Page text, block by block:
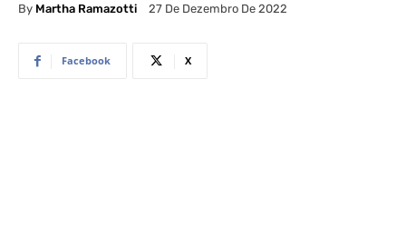
By Martha Ramazotti 27 De Dezembro De 2022
Facebook X